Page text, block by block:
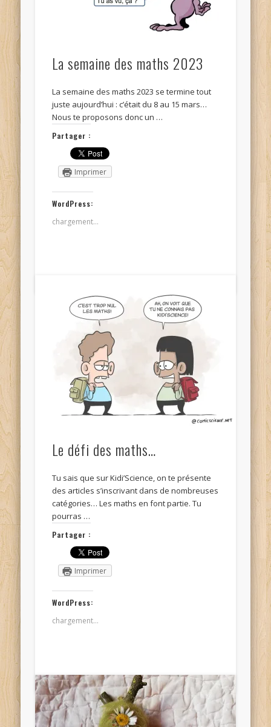
La semaine des maths 2023
La semaine des maths 2023 se termine tout
juste aujourd’hui : c’était du 8 au 15 mars…
Nous te proposons donc un …
Partager :
Imprimer
WordPress:
chargement…
Le défi des maths…
Tu sais que sur Kidi’Science, on te présente
des articles s’inscrivant dans de nombreuses
catégories… Les maths en font partie. Tu
pourras …
Partager :
Imprimer
WordPress:
chargement…